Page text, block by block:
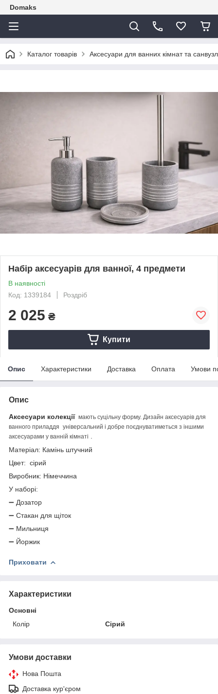
Domaks
Каталог товарів Аксесуари для ванних кімнат та
Набір аксесуарів для ванної, 4 предмети
В наявності
Код: 1339184
Роздріб
2 025 ₴
Купити
Опис Характеристики Доставка Оплата Умови
Опис
Аксесуари колекції мають суцільну форму. Дизайн аксесуарів для
ванного приладдя універсальний і добре поєднуватиметься з іншими
аксесуарами у ванній кімнаті
Матеріал: Камінь штучний
Цвет: сірий
Виробник: Німеччина
У наборі:
➖ Дозатор
➖ Стакан для щіток
➖ Мильниця
➖ Йоржик
Приховати
Характеристики
Основні
Колір
Сірий
Умови доставки
Нова Пошта
Доставка кур'єром